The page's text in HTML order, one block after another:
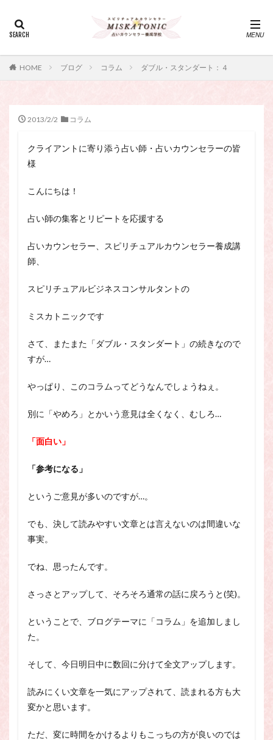
HOME ブログ コラム ダブル・スタンダート：４
2013/2/2 コラム
クライアントに寄り添う占い師・占いカウンセラーの皆
様
こんにちは！
占い師の集客とリピートを応援する
占いカウンセラー、スピリチュアルカウンセラー養成講
師、
スピリチュアルビジネスコンサルタントの
ミスカトニックです
さて、またまた「ダブル・スタンダート」の続きなので
すが…
やっぱり、このコラムってどうなんでしょうねぇ。
別に「やめろ」とかいう意見は全くなく、むしろ…
「面白い」
「参考になる」
というご意見が多いのですが…。
でも、決して読みやすい文章とは言えないのは間違いな
事実。
でね、思ったんです。
さっさとアップして、そろそろ通常の話に戻ろうと(笑)。
ということで、ブログテーマに「コラム」を追加しまし
た。
そして、今日明日中に数回に分けて全文アップします。
読みにくい文章を一気にアップされて、読まれる方も大
変かと思います。
ただ、変に時間をかけるよりもこっちの方が良いのでは
ー、占い師、占い師になりたい、占い講座
引き寄せの法則
心理療法
波動の法則
電話占い師
占い師になりたい
占いセラピー
スピリチュアル・セラピー
サイコセラピー
スピリチュアル・セッション
アル・カウンセラーになりたい、スピリチュアル・カウンセリ
ング、スピリチュアル・セッション、スピリチュアル・セラピ
カウンセラー、占いカウンセリング、占いセラピー、占い師、
占いカウンセリング
スピリチュアルカウンセラー
願いごと
検索